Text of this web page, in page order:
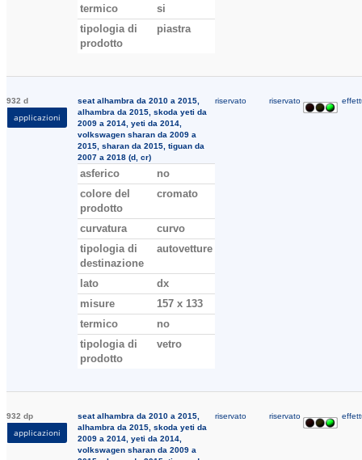
termico
si
tipologia di
prodotto
piastra
932 d
applicazioni
seat alhambra da 2010 a 2015,
alhambra da 2015, skoda yeti da
2009 a 2014, yeti da 2014,
volkswagen sharan da 2009 a
2015, sharan da 2015, tiguan da
2007 a 2018 (d, cr)
asferico
no
colore del
prodotto
cromato
curvatura
curvo
tipologia di
destinazione
autovetture
lato
dx
misure
157 x 133
termico
no
tipologia di
prodotto
vetro
riservato riservato
932 dp
applicazioni
seat alhambra da 2010 a 2015,
alhambra da 2015, skoda yeti da
2009 a 2014, yeti da 2014,
volkswagen sharan da 2009 a
riservato riservato